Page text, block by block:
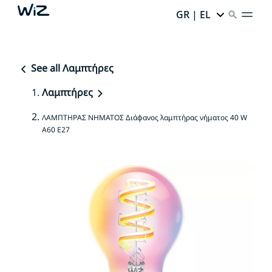
GR | EL
See all Λαμπτήρες
Λαμπτήρες
ΛΑΜΠΤΗΡΑΣ ΝΗΜΑΤΟΣ Διάφανος λαμπτήρας νήματος 40 W
A60 E27